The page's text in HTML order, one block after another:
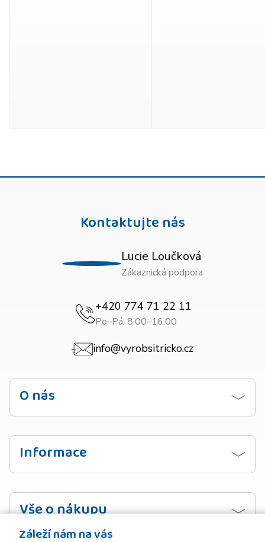
Kontaktujte nás
Lucie Loučková
Zákaznická podpora
+420 774 71 22 11
Po–Pá: 8.00–16.00
info@vyrobsitricko.cz
O nás
Kontaktujte nás
Zásady ochrany osobních údajů
Platba
Informace
Návod na praní
Vše o nákupu
Záleží nám na vás